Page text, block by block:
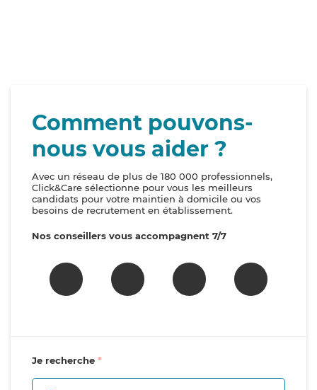
Comment pouvons-
nous vous aider ?
Avec un réseau de plus de 180 000 professionnels,
Click&Care sélectionne pour vous les meilleurs
candidats pour votre maintien à domicile ou vos
besoins de recrutement en établissement.
Nos conseillers vous accompagnent 7/7
Je recherche